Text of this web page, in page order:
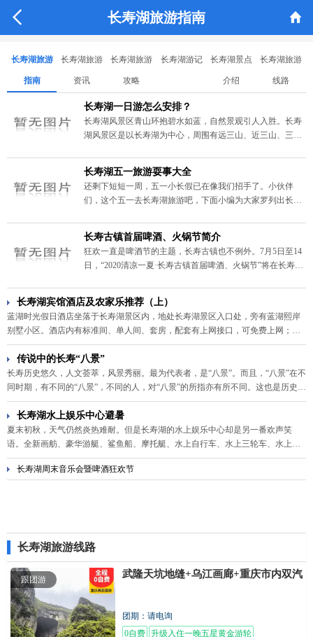
 长寿湖旅游指南 
长寿湖旅游
指南
长寿湖旅游
资讯
长寿湖旅游
攻略
长寿湖游记 长寿湖景点
介绍
长寿湖旅游
线路
长寿湖一日游怎么安排？
长寿湖风景区青山环抱碧水如蓝，自然景观引人入胜。长寿
湖风景区是以长寿湖为中心，周围有远三山、近三山、三环
水天一色，另是一番情趣。长寿湖一日游怎么安排？
长寿湖五一旅游耍事大全
还剩下短短一周，五一小长假已在像我们招手了。小伙伴
们，这个五一去长寿湖旅游吧，下面小编为大家罗列出长寿
长寿古镇首届啤酒、火锅节简介
狂欢一直是啤酒节的主题，长寿古镇也不例外。7月5日至14
日，“2020清凉一夏·长寿古镇首届啤酒、火锅节”将在长寿古
长寿湖宾馆酒店及农家乐推荐（上）
蓝湖时光假日酒店坐落于长寿湖景区内，地处长寿湖景区入口处，旁有蓝湖熙岸
别墅小区。酒店内有标准间、单人间、套房，配套有上网接口，可免费上网；有
中国电信提供的网络电视，并提供24小时热水。酒店还配套有茶楼提供品茶和棋
牌娱乐活动。
传说中的长寿“八景”
长寿历史悠久，人文荟萃，风景秀丽。最为代表者，是“八景”。而且，“八景”在不
同时期，有不同的“八景”，不同的人，对“八景”的所指亦有所不同。这也是历史在
发展变化，其人文、地理、风景也变在其中。倘现在或今后，要重新评定长寿“八
景”，当然又有不同的“八景”出现了
长寿湖水上娱乐中心避暑
夏末初秋，天气仍然炎热难耐。但是长寿湖的水上娱乐中心却是另一番欢声笑
语。全新画舫、豪华游艇、鲨鱼船、摩托艇、水上自行车、水上三轮车、水上老
爷车、水上酒吧船等各种水上特色玩乐项目，让人在欣赏湖光山色的同时，也可
以尽兴享受水上运动的快乐，尽情放松身心，体验长寿湖给游客带来的无限乐趣
长寿湖周末音乐会暨啤酒狂欢节
长寿湖旅游线路
跟团游 武隆天坑地缝+乌江画廊+重庆市内双汽
团期：请电询
0自费 升级入住一晚五星黄金游轮